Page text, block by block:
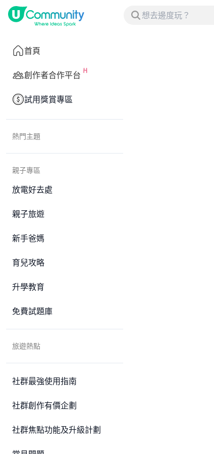
首頁
創作者合作平台
試用獎賞專區
熱門主題
親子專區
放電好去處
親子旅遊
新手爸媽
育兒攻略
升學教育
免費試題庫
旅遊熱點
社群最強使用指南
社群創作有價企劃
社群焦點功能及升級計劃